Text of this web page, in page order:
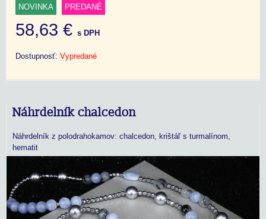
NOVINKA PREDANÉ
58,63 € s DPH
Dostupnosť: Vypredané
Náhrdelník chalcedon
Náhrdelník z polodrahokamov: chalcedon, krištáľ s turmalínom,
hematit